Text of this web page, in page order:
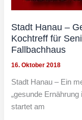
Stadt Hanau –
Kochtreff für
Fallbachhaus
16. Oktober 2018
Stadt Hanau – Ein
„gesunde
startet am